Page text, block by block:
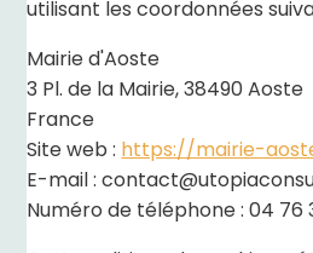
utilisant les coordonnées
Mairie d'Aoste
3 Pl. de la Mairie, 38490 Aoste
France
Site web : https://mairie-
E-mail :contact@
Numéro de téléphone : 04 76